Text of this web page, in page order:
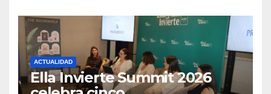
ACTUALIDAD
Ella Invierte Summit 2026